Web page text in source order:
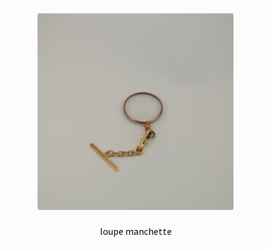
loupe manchette